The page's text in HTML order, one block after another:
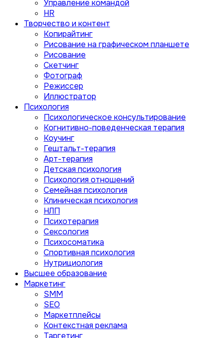
Управление командой
HR
Творчество и контент
Копирайтинг
Рисование на графическом планшете
Рисование
Скетчинг
Фотограф
Режиссер
Иллюстратор
Психология
Психологическое консультирование
Когнитивно-поведенческая терапия
Коучинг
Гештальт-терапия
Арт-терапия
Детская психология
Психология отношений
Семейная психология
Клиническая психология
НЛП
Психотерапия
Сексология
Психосоматика
Спортивная психология
Нутрициология
Высшее образование
Маркетинг
SMM
SEO
Маркетплейсы
Контекстная реклама
Таргетинг